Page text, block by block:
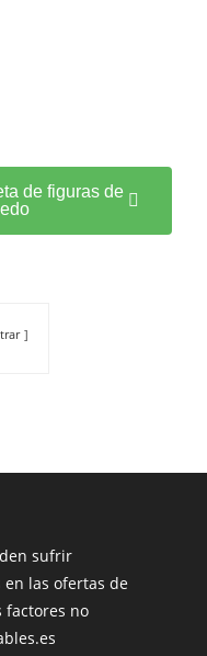
de figuras de
sufrir
las ofertas de
factores no